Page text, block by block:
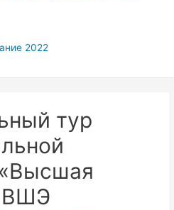
2022
тур
ВШЭ